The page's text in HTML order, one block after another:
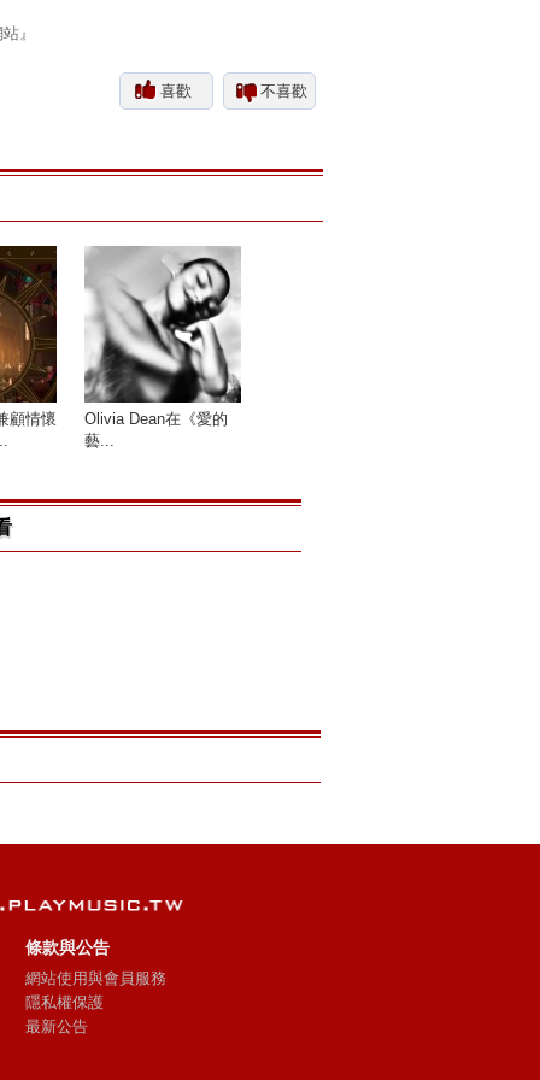
』
喜歡 不喜歡
顧情懷
Olivia Dean在《愛的
藝...
條款與公告
網站使用與會員服務
隱私權保護
最新公告